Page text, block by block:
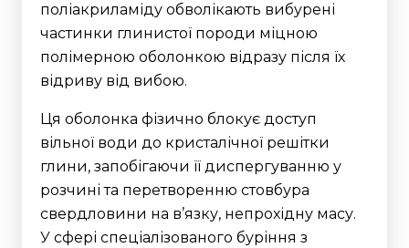
поліакриламіду обволікають вибурені
частинки глинистої породи міцною
полімерною оболонкою відразу після їх
відриву від вибою.
Ця оболонка фізично блокує доступ
вільної води до кристалічної решітки
глини, запобігаючи її диспергуванню у
розчині та перетворенню стовбура
свердловини на в’язку, непрохідну масу.
У сфері спеціалізованого буріння з